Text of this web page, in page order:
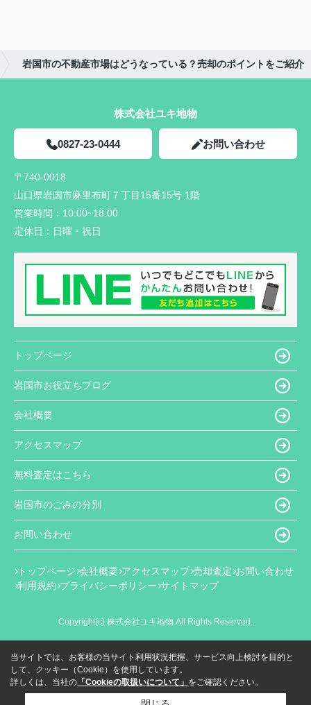
岩国市の不動産市場はどうなっている？売却のポイントをご紹介
株式会社ユキ地物
0827-23-0444 お問い合わせ
〒740-0018
山口県岩国市麻里布町７丁目15番15号 1階
営業時間： 10:00~18:00
定休日： 日曜・祝日
トップページ
岩国市お役立ちブログ
会社概要
アクセスマップ
無料査定はこちら
岩国市のごみの分別
お問い合わせ
トップページ 会社概要 アクセスマップ 売却査定 お問い合わせ
利用規約 プライバシーポリシー サイトマップ
Copyright(c) 株式会社ユキ地物 All Rights Reserved.
当サイトでは、お客様の当サイト利用状況把握、サービス向上検討を目的と
して、クッキー（Cookie）を使用しています。
詳しくは、当社の 「Cookieの取扱いについて」 をご確認ください。